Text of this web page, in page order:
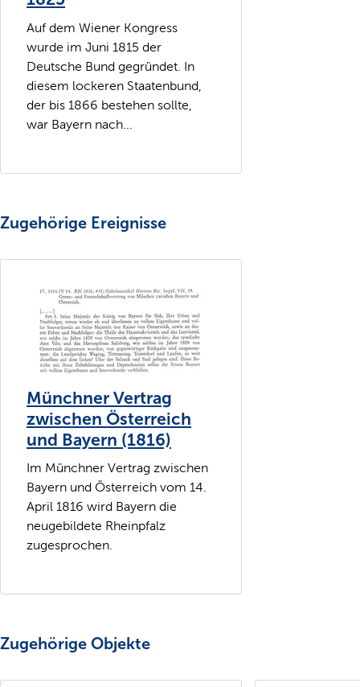
Auf dem Wiener Kongress
wurde im Juni 1815 der
Deutsche Bund gegründet. In
diesem lockeren Staatenbund,
der bis 1866 bestehen sollte,
war Bayern nach...
Zugehörige Ereignisse
Münchner Vertrag
zwischen Österreich
und Bayern (1816)
Im Münchner Vertrag zwischen
Bayern und Österreich vom 14.
April 1816 wird Bayern die
neugebildete Rheinpfalz
zugesprochen.
Zugehörige Objekte